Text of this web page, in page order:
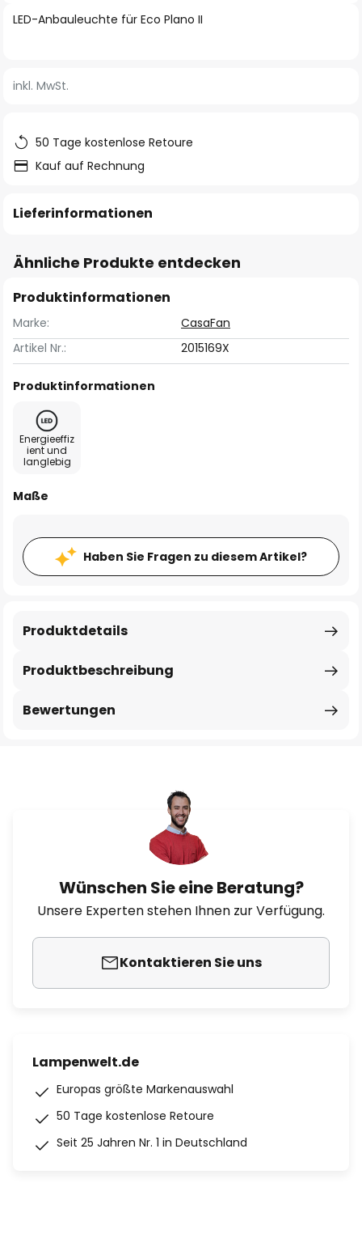
Zum
springen
LED-Anbauleuchte für Eco Plano II
inkl. MwSt.
50 Tage kostenlose Retoure
Kauf auf Rechnung
Lieferinformationen
Ähnliche Produkte entdecken
Produktinformationen
Marke:
CasaFan
Artikel Nr.:
2015169X
Produktinformationen
Energieeffiz
ient und
langlebig
Maße
Haben Sie Fragen zu diesem Artikel?
Produktbeschreibung
Produktdetails
Bewertungen
Wünschen Sie eine Beratung?
Unsere Experten stehen Ihnen zur Verfügung.
Kontaktieren Sie uns
Lampenwelt.de
Europas größte Markenauswahl
50 Tage kostenlose Retoure
Seit 25 Jahren Nr. 1 in Deutschland